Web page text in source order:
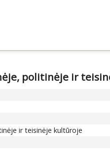
politinėje ir
ir teisinėje kultūroje